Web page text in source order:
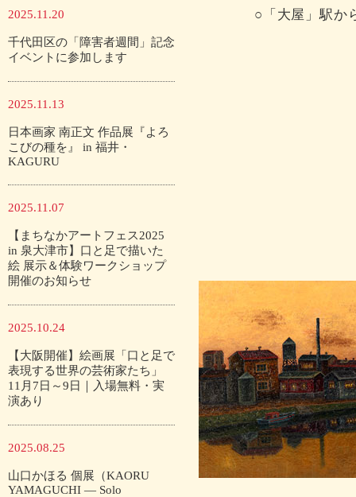
2025.11.20
千代田区の「障害者週間」記念
イベントに参加します
2025.11.13
日本画家 南正文 作品展『よろ
こびの種を』 in 福井・
KAGURU
2025.11.07
【まちなかアートフェス2025
in 泉大津市】口と足で描いた
絵 展示＆体験ワークショップ
開催のお知らせ
2025.10.24
【大阪開催】絵画展「口と足で
表現する世界の芸術家たち」
11月7日～9日｜入場無料・実
演あり
2025.08.25
山口かほる 個展（KAORU
YAMAGUCHI — Solo
○「大屋」駅か